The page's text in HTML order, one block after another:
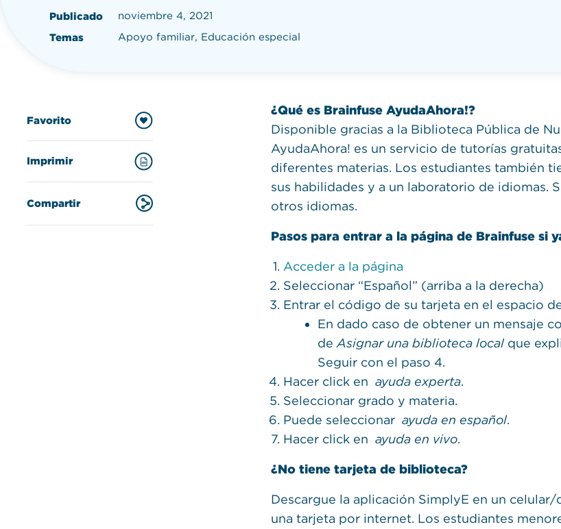
Publicado
noviembre 4, 2021
Temas
Apoyo familiar, Educación especial
Favorito
Imprimir
Compartir
¿Qué es Brainfuse AyudaAhora!?
Disponible gracias a la Biblioteca Pública de
AyudaAhora! es un servicio de tutorías
diferentes materias. Los estudiantes también
sus habilidades y a un laboratorio de idiomas.
otros idiomas.
Pasos para entrar a la página de Brainfuse si
Acceder a la página
Seleccionar “Español” (arriba a la derecha)
Entrar el código de su tarjeta en el espacio
En dado caso de obtener un mensaje
deAsignar una biblioteca localque
Seguir con el paso 4.
Hacer click enayuda experta.
Seleccionar grado y materia.
Puede seleccionarayuda en español.
Hacer click enayuda en vivo.
¿No tiene tarjeta de biblioteca?
Descargue la aplicación SimplyE en un
una tarjeta por internet. Los estudiantes